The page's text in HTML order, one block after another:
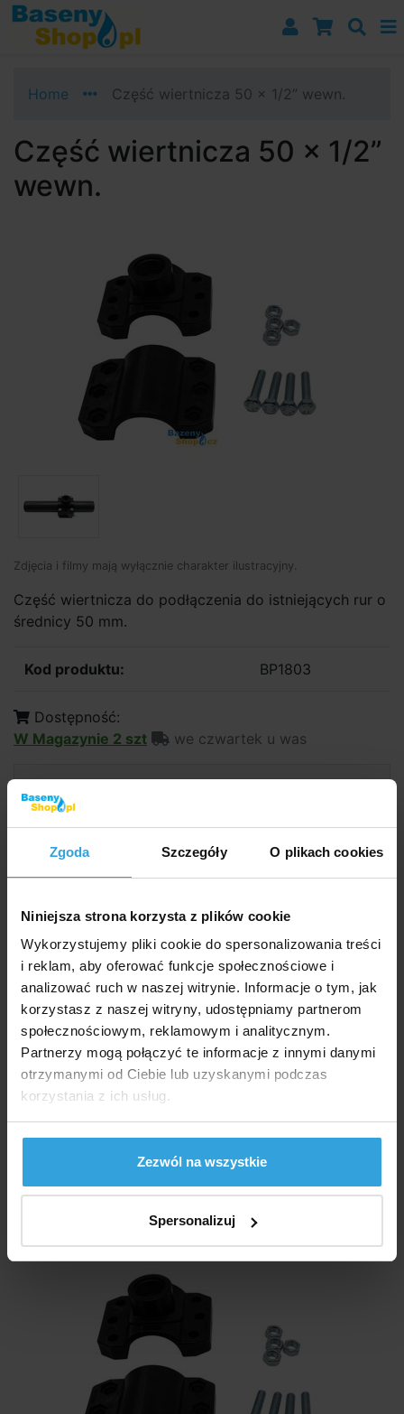
Zgoda Szczegóły O plikach cookies
Niniejsza strona korzysta z plików cookie
Wykorzystujemy pliki cookie do spersonalizowania treści
i reklam, aby oferować funkcje społecznościowe i
analizować ruch w naszej witrynie. Informacje o tym, jak
korzystasz z naszej witryny, udostępniamy partnerom
społecznościowym, reklamowym i analitycznym.
Partnerzy mogą połączyć te informacje z innymi danymi
otrzymanymi od Ciebie lub uzyskanymi podczas
korzystania z ich usług.
Zezwól na wszystkie
Spersonalizuj
Przejdź do nawigacji
Przejdź do treści
Przejdź do paska bocznego
Home Część wiertnicza 50 x 1/2” wewn.
Część wiertnicza 50 x 1/2”
wewn.
Zdjęcia i filmy mają wyłącznie charakter ilustracyjny.
Część wiertnicza do podłączenia do istniejących rur o
średnicy 50 mm.
Kod produktu: BP1803
Dostępność:
W Magazynie 2 szt
we czwartek u was
do koszyka
Szczegółowy opi
Część wiertnicza do rur 50mm.
Wyjście 1/2" gwint wewnętrzny.
W zestawie uszczelki i śruby.
Rurka nie wchodzi w skład zestawu
Produkty alternatywne
Część wiertnicza 50 x 1” wewn.